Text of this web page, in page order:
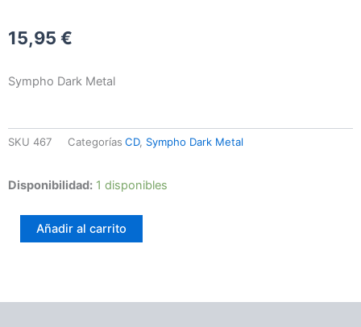
15,95 €
Sympho Dark Metal
SKU 467 Categorías CD, Sympho Dark Metal
Disponibilidad: 1 disponibles
Soulgrind
Elixir
Mystica
cantidad
Añadir al carrito